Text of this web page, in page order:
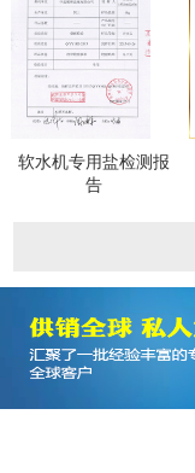
软水机专用盐检测报
告